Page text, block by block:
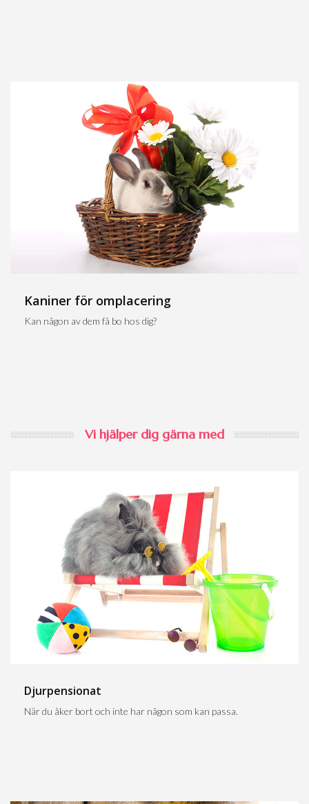
Kaniner för omplacering
Kan någon av dem få bo hos dig?
Vi hjälper dig gärna med
Djurpensionat
När du åker bort och inte har någon som kan passa.